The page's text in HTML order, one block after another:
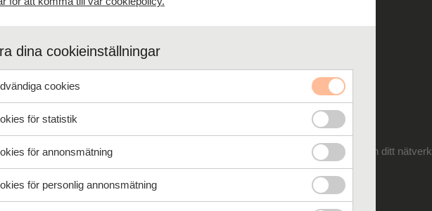
behöver veta ompersonlighetstesterochbakgrundskontroll vid rekrytering.
på ditt nätverk
är vad du vet, utan vem du känner. När det kommer till att rekrytera personal, kan ditt nätverk
dina cookieinställningar
cookies
för statistik
för annonsmätning
för personlig annonsmätning